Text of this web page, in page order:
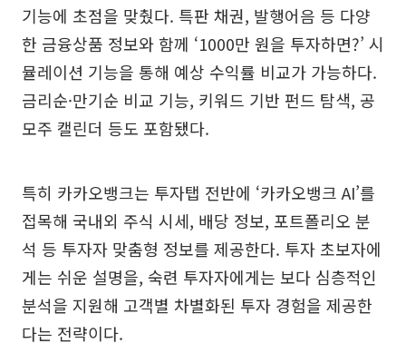
기능에 초점을 맞췄다. 특판 채권, 발행어음 등 다양
한 금융상품 정보와 함께 ‘1000만 원을 투자하면?’ 시
뮬레이션 기능을 통해 예상 수익률 비교가 가능하다.
금리순·만기순 비교 기능, 키워드 기반 펀드 탐색, 공
모주 캘린더 등도 포함됐다.
특히 카카오뱅크는 투자탭 전반에 ‘카카오뱅크 AI’를
접목해 국내외 주식 시세, 배당 정보, 포트폴리오 분
석 등 투자자 맞춤형 정보를 제공한다. 투자 초보자에
게는 쉬운 설명을, 숙련 투자자에게는 보다 심층적인
분석을 지원해 고객별 차별화된 투자 경험을 제공한
다는 전략이다.